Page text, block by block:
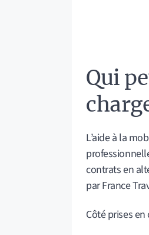
Qui
L’aide à la
contrats en
par France
Côté prises en